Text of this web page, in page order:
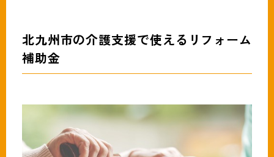
北九州市の介護支援で使えるリフォーム
補助金